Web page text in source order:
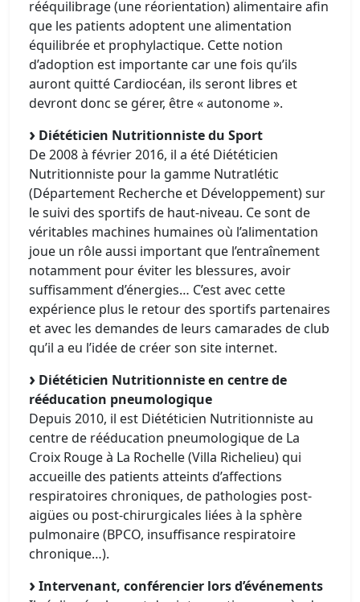
rééquilibrage (une réorientation) alimentaire afin
que les patients adoptent une alimentation
équilibrée et prophylactique. Cette notion
d’adoption est importante car une fois qu’ils
auront quitté Cardiocéan, ils seront libres et
devront donc se gérer, être « autonome ».
Diététicien Nutritionniste du Sport
De 2008 à février 2016, il a été Diététicien
Nutritionniste pour la gamme Nutratlétic
(Département Recherche et Développement) sur
le suivi des sportifs de haut-niveau. Ce sont de
véritables machines humaines où l’alimentation
joue un rôle aussi important que l’entraînement
notamment pour éviter les blessures, avoir
suffisamment d’énergies… C’est avec cette
expérience plus le retour des sportifs partenaires
et avec les demandes de leurs camarades de club
qu’il a eu l’idée de créer son site internet.
Diététicien Nutritionniste en centre de
rééducation pneumologique
Depuis 2010, il est Diététicien Nutritionniste au
centre de rééducation pneumologique de La
Croix Rouge à La Rochelle (Villa Richelieu) qui
accueille des patients atteints d’affections
respiratoires chroniques, de pathologies post-
aigües ou post-chirurgicales liées à la sphère
pulmonaire (BPCO, insuffisance respiratoire
chronique…).
Intervenant, conférencier lors d’événements